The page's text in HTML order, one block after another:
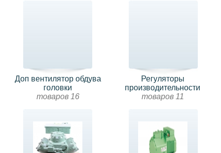
Доп вентилятор обдува
головки
товаров 16
Регуляторы
производительности
товаров 11